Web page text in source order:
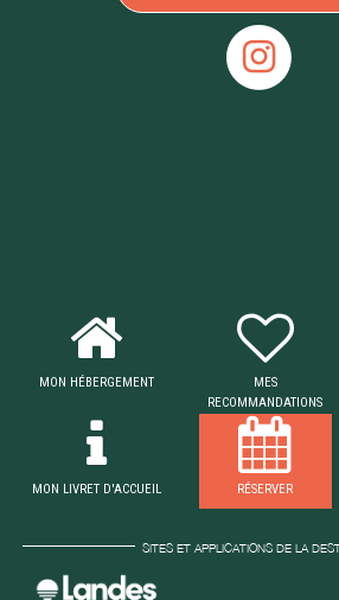
MON HÉBERGEMENT
MES
RECOMMANDATIONS
MON LIVRET D'ACCUEIL RÉSERVER
SITES ET APPLICATIONS DE LA